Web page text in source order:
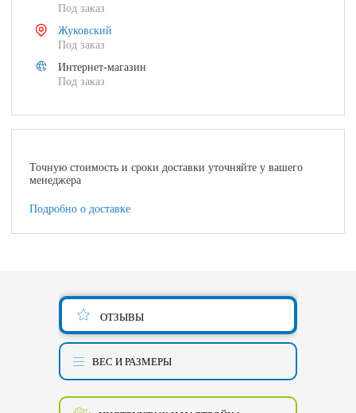
Под заказ
Жуковский
Под заказ
Интернет-магазин
Под заказ
Точную стоимость и сроки доставки уточняйте у вашего
менеджера
Подробно о доставке
ОТЗЫВЫ
ВЕС И РАЗМЕРЫ